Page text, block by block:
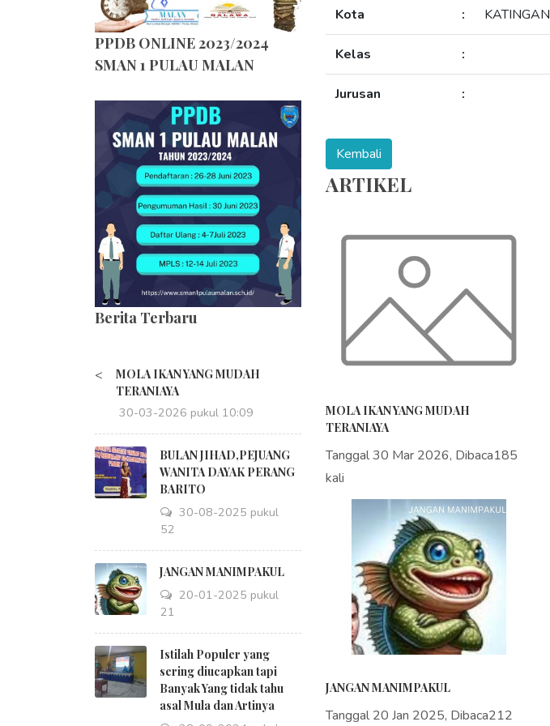
PPDB ONLINE 2023/2024
SMAN 1 PULAU MALAN
Berita Terbaru
<
MOLA IKAN YANG MUDAH
TERANIAYA
30-03-2026 pukul 10:09
BULAN JIHAD,PEJUANG
WANITA DAYAK PERANG
BARITO
30-08-2025 pukul
18:52
JANGAN MANIMPAKUL
20-01-2025 pukul
09:21
Istilah Populer yang
sering diucapkan tapi
Banyak Yang tidak tahu
asal Mula dan Artinya
Kota : KATINGAN
Kelas :
Jurusan :
ARTIKEL
MOLA IKAN YANG MUDAH
TERANIAYA
Tanggal 30 Mar 2026, Dibaca185
kali
JANGAN MANIMPAKUL
Tanggal 20 Jan 2025, Dibaca212